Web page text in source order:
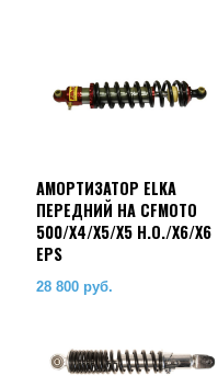
АМОРТИЗАТОР ELKA
ПЕРЕДНИЙ НА CFMOTO
500/X4/X5/X5 H.O./X6/X6
EPS
28 800 руб.